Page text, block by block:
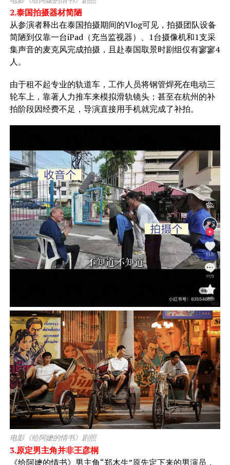
2.泰国拍摄器材简陋
从参演者释出在泰国拍摄期间的Vlog可见，拍摄团队设备
简陋到仅靠一台iPad（充当监视器）、1台摄像机和1支采
集声音的麦克风完成拍摄，且赴泰国取景时剧组仅有寥寥4
人。
由于租不起专业的轨道车，工作人员将钢管焊死在电动三
轮车上，靠著人力推车来模拟滑轨镜头；甚至在杭州的补
拍阶段因经费不足，导演直接用手机就完成了补拍。
电影《给阿嬷的情书》剧照
3.原定男主角并非王彦桐
《给阿嬷的情书》男主角“郑木生”原先定下来的男演员，